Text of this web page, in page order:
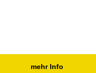
mehr Info